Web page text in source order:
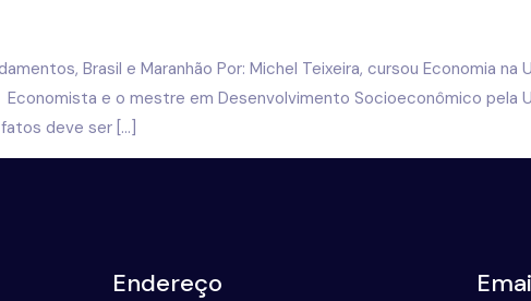
Brasil e Maranhão Por: Michel Teixeira, cursou Economia
Economista e o mestre em Desenvolvimento Socioeconômico pela
deve ser […]
Endereço